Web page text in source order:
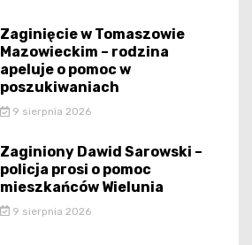
Zaginięcie w Tomaszowie
Mazowieckim – rodzina
apeluje o pomoc w
poszukiwaniach
9 sierpnia 2026
Zaginiony Dawid Sarowski –
policja prosi o pomoc
mieszkańców Wielunia
9 sierpnia 2026